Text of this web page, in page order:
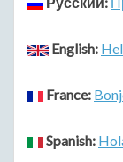
English:
France:
Spanish: